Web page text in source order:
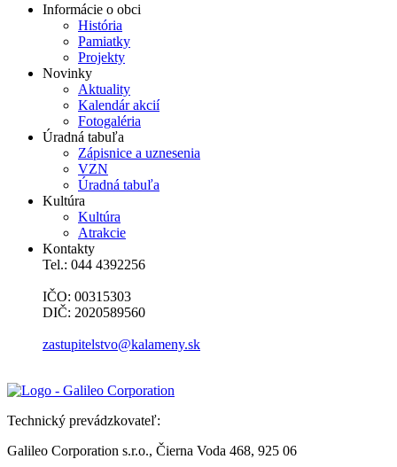
Informácie o obci
História
Pamiatky
Projekty
Novinky
Aktuality
Kalendár akcií
Fotogaléria
Úradná tabuľa
Zápisnice a uznesenia
VZN
Úradná tabuľa
Kultúra
Kultúra
Atrakcie
Kontakty
Tel.: 044 4392256
IČO: 00315303
DIČ: 2020589560
zastupitelstvo@kalameny.sk
Technický prevádzkovateľ:
Galileo Corporation s.r.o., Čierna Voda 468, 925 06